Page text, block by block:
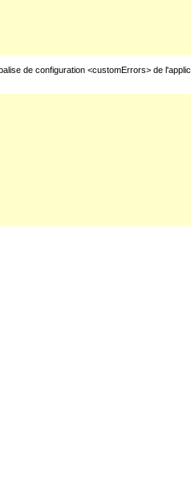
de configuration <customErrors> de